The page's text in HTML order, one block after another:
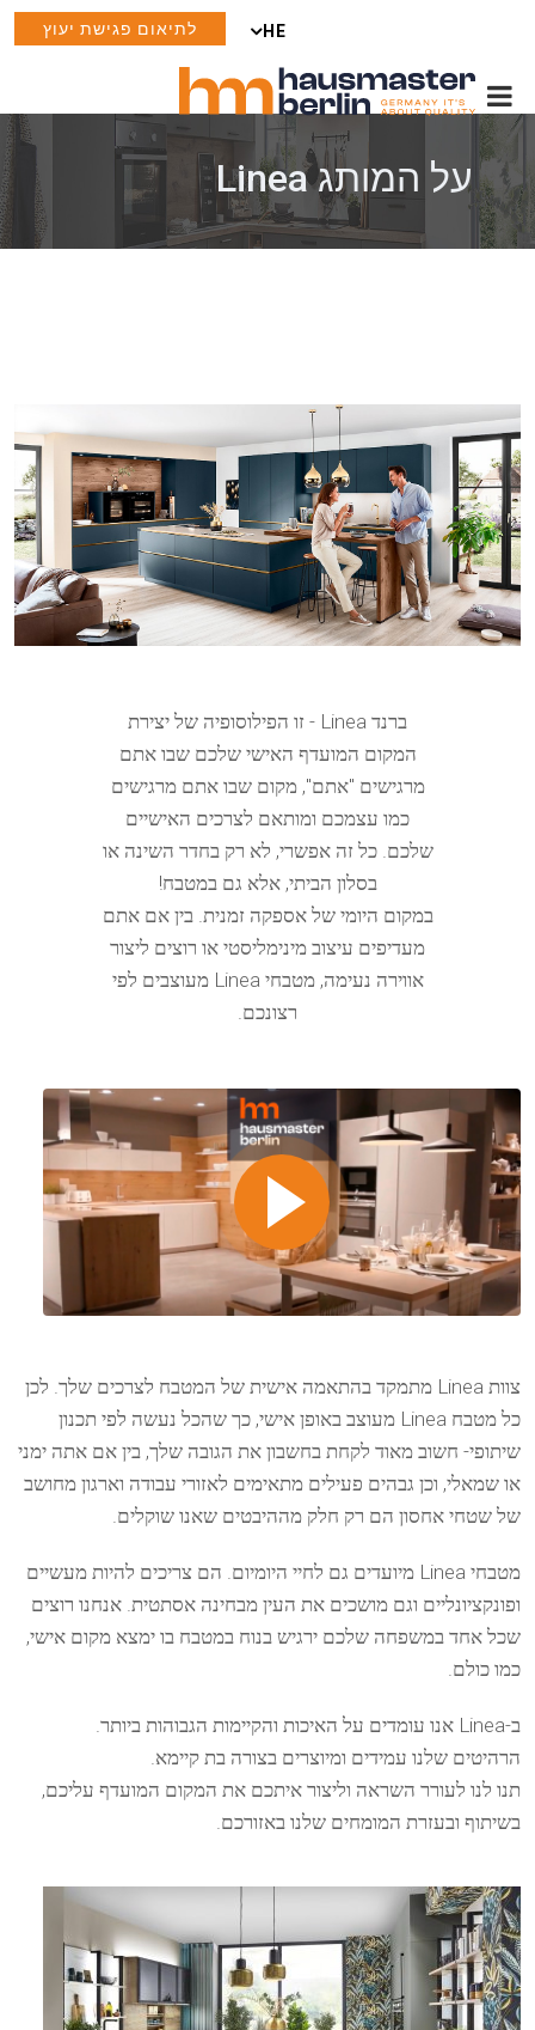
לתיאום פגישת יעוץ HE
על המותג Linea
ברנד Linea - זו הפילוסופיה של יצירת
המקום המועדף האישי שלכם שבו אתם
מרגישים "אתם", מקום שבו אתם מרגישים
כמו עצמכם ומותאם לצרכים האישיים
שלכם. כל זה אפשרי, לא רק בחדר השינה או
בסלון הביתי, אלא גם במטבח!
במקום היומי של אספקה זמנית. בין אם אתם
מעדיפים עיצוב מינימליסטי או רוצים ליצור
אווירה נעימה, מטבחי Linea מעוצבים לפי
רצונכם.
צוות Linea מתמקד בהתאמה אישית של המטבח לצרכים שלך. לכן
כל מטבח Linea מעוצב באופן אישי, כך שהכל נעשה לפי תכנון
שיתופי- חשוב מאוד לקחת בחשבון את הגובה שלך, בין אם אתה ימני
או שמאלי, וכן גבהים פעילים מתאימים לאזורי עבודה וארגון מחושב
של שטחי אחסון הם רק חלק מההיבטים שאנו שוקלים.
מטבחי Linea מיועדים גם לחיי היומיום. הם צריכים להיות מעשיים
ופונקציונליים וגם מושכים את העין מבחינה אסתטית. אנחנו רוצים
שכל אחד במשפחה שלכם ירגיש בנוח במטבח בו ימצא מקום אישי,
כמו כולם.
ב-Linea אנו עומדים על האיכות והקיימות הגבוהות ביותר.
הרהיטים שלנו עמידים ומיוצרים בצורה בת קיימא.
תנו לנו לעורר השראה וליצור איתכם את המקום המועדף עליכם,
בשיתוף ובעזרת המומחים שלנו באזורכם.